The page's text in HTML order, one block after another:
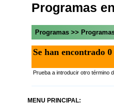
Programas
Programas >>
Se han encontrado
Prueba a introducir otro término
MENU PRINCIPAL: